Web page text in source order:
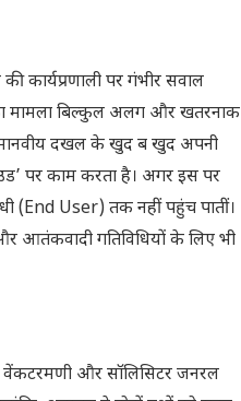
कार्यप्रणाली पर गंभीर सवाल
का मामला बिल्कुल अलग और खतरनाक
मानवीय दखल के खुद ब खुद अपनी
पर काम करता है। अगर इस पर
(End User) तक नहीं पहुंच पातीं।
आतंकवादी गतिविधियों के लिए भी
वेंकटरमणी और सॉलिसिटर जनरल